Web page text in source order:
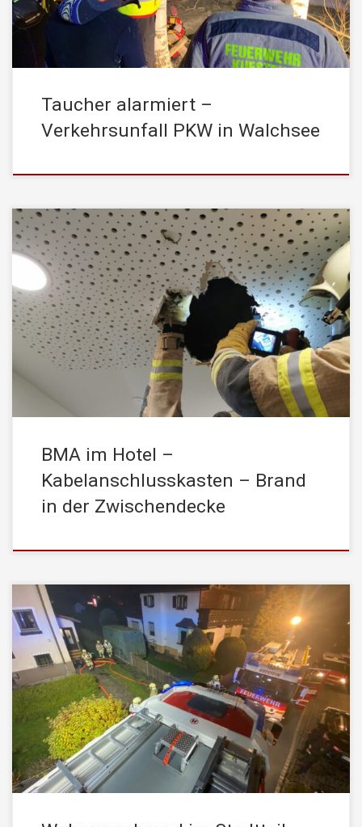
Taucher alarmiert –
Verkehrsunfall PKW in Walchsee
Am Dienstag, den 18. Jänner 2022, wurde die
STADTFEUERWEHR Kufstein am späten Abend zu einem
Sammelruf – Brandmeldealarm (Brandmeldung allgemein) in
einen Hotelbetrieb im Stadtzentrum alarmiert. Nach der ersten
Erkundung durch den Einsatzleiter konnte schnell festgestellt
werden, dass es sich bei diesem Brandmeldealarm um keinen
Täuschungs- oder Fehlalarm handelte. Im Raum […]
BMA im Hotel –
Kabelanschlusskasten – Brand
in der Zwischendecke
Am Freitag, den 12. November 2021, wurde die
STADTFEUERWEHR Kufstein um 20:19 Uhr mittels stiller
Alarmierung von der Leitstelle Tirol zu einer Rauchentwicklung in
einem Einfamilienhaus alarmiert. Beim Eintreffen durch den
ersten Gruppenkommandant wurde dies bestätigt. Da aus
mehreren Fenstern im Erdgeschoss bereits dichter Rauch drang,
wurde die Einsatzart als […]